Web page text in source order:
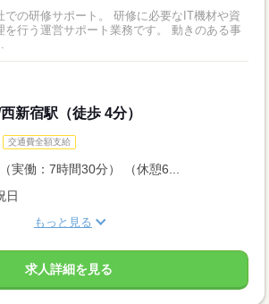
での研修サポート。 研修に必要なIT機材や資
を行う運営サポート業務です。 動きのある事
新宿駅（徒歩 4分）
交通費全額支給
実働：7時間30分） （休憩6...
日
もっと見る
求人詳細を見る